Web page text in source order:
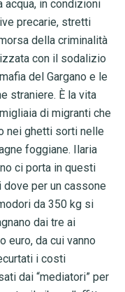
acqua, in condizioni
precarie, stretti
della criminalità
con il sodalizio
del Gargano e le
straniere. È la vita
di migranti che
nei ghetti sorti nelle
foggiane. Ilaria
ci porta in questi
dove per un cassone
da 350 kg si
dai tre ai
euro, da cui vanno
i costi
dai “mediatori” per